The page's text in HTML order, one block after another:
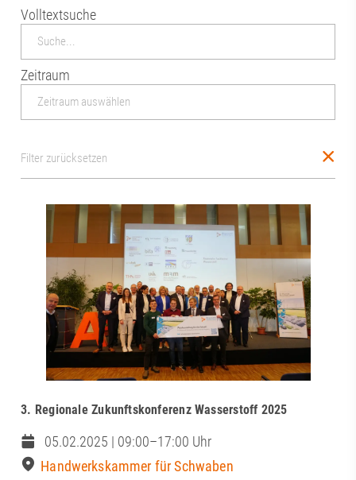
Volltextsuche
Zeitraum
Filter zurücksetzen
3. Regionale Zukunftskonferenz Wasserstoff 2025
05.02.2025 | 09:00–17:00 Uhr
Handwerkskammer für Schwaben